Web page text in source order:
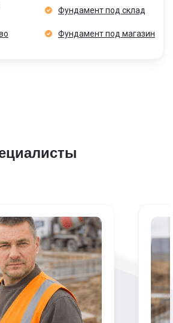
Фундамент под склад
Фундамент под магазин